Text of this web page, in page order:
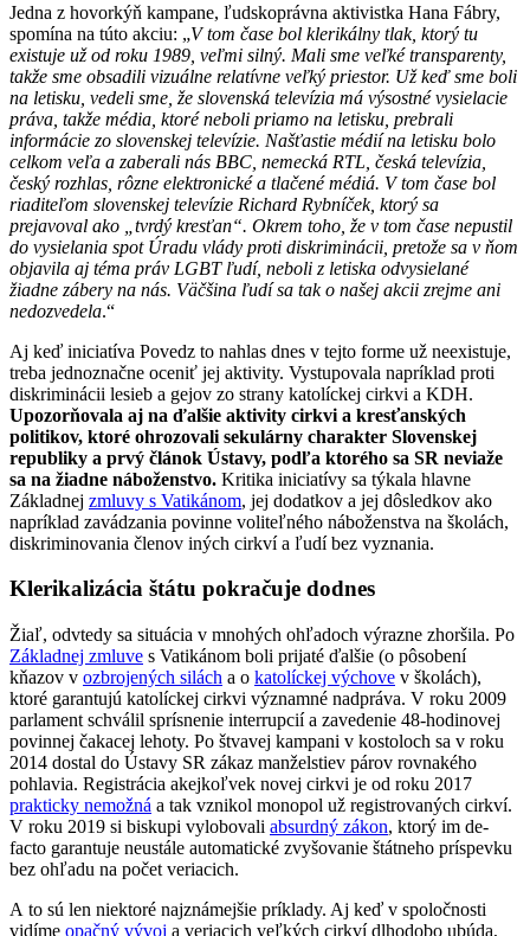
Jedna z hovorkýň kampane, ľudskoprávna aktivistka Hana Fábry,
spomína na túto akciu: „V tom čase bol klerikálny tlak, ktorý tu
existuje už od roku 1989, veľmi silný. Mali sme veľké transparenty,
takže sme obsadili vizuálne relatívne veľký priestor. Už keď sme boli
na letisku, vedeli sme, že slovenská televízia má výsostné vysielacie
práva, takže média, ktoré neboli priamo na letisku, prebrali
informácie zo slovenskej televízie. Našťastie médií na letisku bolo
celkom veľa a zaberali nás BBC, nemecká RTL, česká televízia,
český rozhlas, rôzne elektronické a tlačené médiá. V tom čase bol
riaditeľom slovenskej televízie Richard Rybníček, ktorý sa
prejavoval ako „tvrdý kresťan“. Okrem toho, že v tom čase nepustil
do vysielania spot Úradu vlády proti diskriminácii, pretože sa v ňom
objavila aj téma práv LGBT ľudí, neboli z letiska odvysielané
žiadne zábery na nás. Väčšina ľudí sa tak o našej akcii zrejme ani
nedozvedela.“
Aj keď iniciatíva Povedz to nahlas dnes v tejto forme už neexistuje,
treba jednoznačne oceniť jej aktivity. Vystupovala napríklad proti
diskriminácii lesieb a gejov zo strany katolíckej cirkvi a KDH.
Upozorňovala aj na ďalšie aktivity cirkvi a kresťanských
politikov, ktoré ohrozovali sekulárny charakter Slovenskej
republiky a prvý článok Ústavy, podľa ktorého sa SR neviaže
sa na žiadne náboženstvo. Kritika iniciatívy sa týkala hlavne
Základnej zmluvy s Vatikánom, jej dodatkov a jej dôsledkov ako
napríklad zavádzania povinne voliteľného náboženstva na školách,
diskriminovania členov iných cirkví a ľudí bez vyznania.
Klerikalizácia štátu pokračuje dodnes
Žiaľ, odvtedy sa situácia v mnohých ohľadoch výrazne zhoršila. Po
Základnej zmluve s Vatikánom boli prijaté ďalšie (o pôsobení
kňazov v ozbrojených silách a o katolíckej výchove v školách),
ktoré garantujú katolíckej cirkvi významné nadpráva. V roku 2009
parlament schválil sprísnenie interrupcií a zavedenie 48-hodinovej
povinnej čakacej lehoty. Po štvavej kampani v kostoloch sa v roku
2014 dostal do Ústavy SR zákaz manželstiev párov rovnakého
pohlavia. Registrácia akejkoľvek novej cirkvi je od roku 2017
prakticky nemožná a tak vznikol monopol už registrovaných cirkví.
V roku 2019 si biskupi vylobovali absurdný zákon, ktorý im de-
facto garantuje neustále automatické zvyšovanie štátneho príspevku
bez ohľadu na počet veriacich.
A to sú len niektoré najznámejšie príklady. Aj keď v spoločnosti
vidíme opačný vývoj a veriacich veľkých cirkví dlhodobo ubúda,